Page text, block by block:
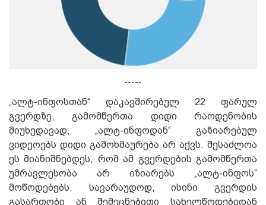
-----
„ალტ-ინფოსთან“ დაკავშირებულ 22 ფარულ
გვერდზე, გამომწერთა დიდი რაოდენობის
მიუხედავად, „ალტ-ინფოდან“ გაზიარებულ
ვიდეოებს დიდი გამოხმაურება არ აქვს. შესაძლოა
ეს მიანიშნებდეს, რომ ამ გვერდების გამომწერთა
უმრავლესობა არ იზიარებს „ალტ-ინფოს“
მოწოდებებს. სავარაუდოდ, ისინი გვერდის
გასართობი ან შემეცნებითი სახელწოდებიდან